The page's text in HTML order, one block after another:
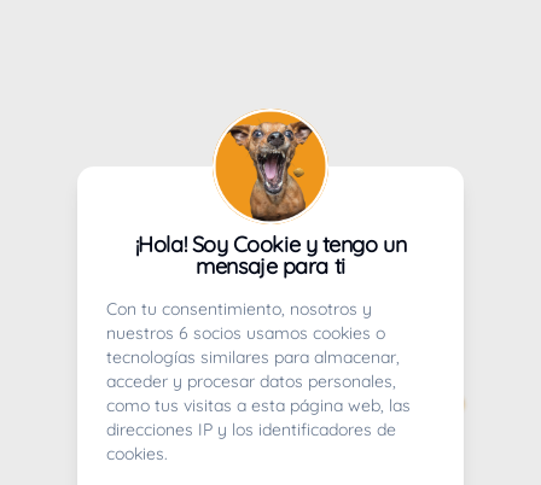
¡Hola! Soy Cookie y tengo un
mensaje para ti
Con tu consentimiento, nosotros y
nuestros 6 socios usamos cookies o
tecnologías similares para almacenar,
acceder y procesar datos personales,
como tus visitas a esta página web, las
direcciones IP y los identificadores de
cookies.